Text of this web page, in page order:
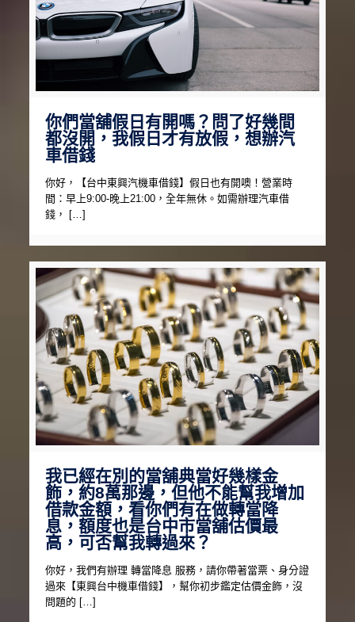
你們當舖假日有開嗎？問了好幾間
都沒開，我假日才有放假，想辦汽
車借錢
你好，【台中東興汽機車借錢】假日也有開噢！營業時
間：早上9:00-晚上21:00，全年無休。如需辦理汽車借
錢， […]
我已經在別的當舖典當好幾樣金
飾，約8萬那邊，但他不能幫我增加
借款金額，看你們有在做轉當降
息，額度也是台中市當舖估價最
高，可否幫我轉過來？
你好，我們有辦理 轉當降息 服務，請你帶著當票、身分證
過來【東興台中機車借錢】，幫你初步鑑定估價金飾，沒
問題的 […]